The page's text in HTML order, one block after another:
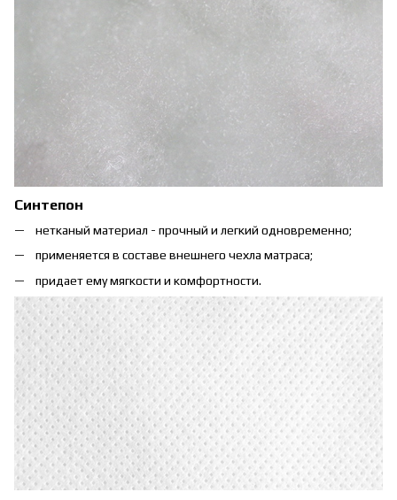
Синтепон
нетканый материал - прочный и легкий одновременно;
применяется в составе внешнего чехла матраса;
придает ему мягкости и комфортности.